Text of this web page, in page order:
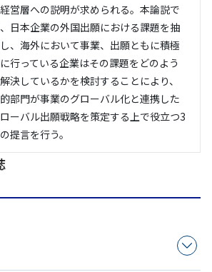
営層への説明が求められる。本論説で
日本企業の外国出願における課題を抽
、海外において事業、出願ともに積極
行っている企業はその課題をどのよう
決しているかを検討することにより、
部門が事業のグローバル化と連携した
ーバル出願戦略を策定する上で役立つ3
提言を行う。